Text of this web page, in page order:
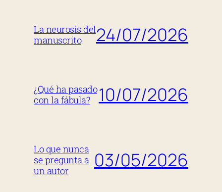
La neurosis del
manuscrito
24/07/2026
¿Qué ha pasado
con la fábula?
10/07/2026
Lo que nunca
se pregunta a
un autor
03/05/2026